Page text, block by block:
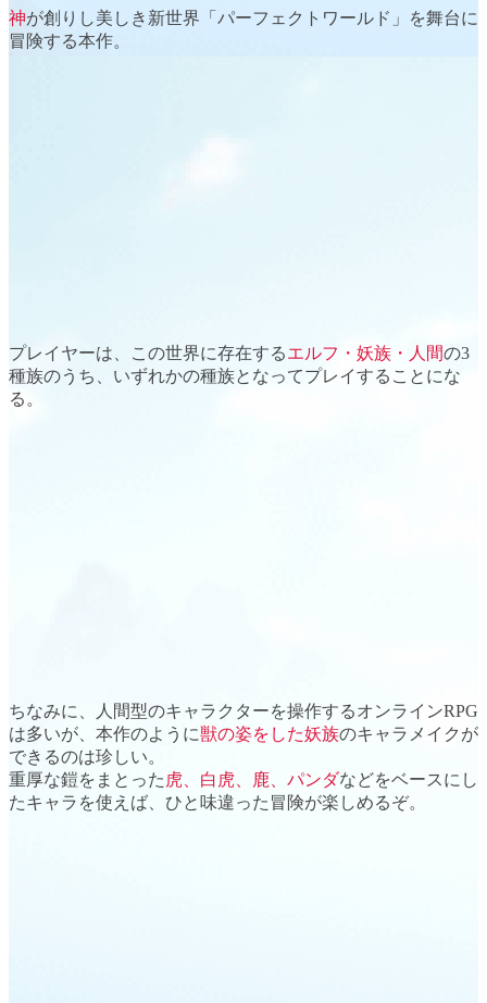
神が創りし美しき 新世界「パーフェクトワールド」
を舞台に
冒険する本作。
プレイヤーは、この世界に存在するエルフ・妖族・人間の3
種族のうち、いずれかの種族となってプレイすることにな
る。
ちなみに、人間型のキャラクターを操作するオンラインRPG
は多いが、本作のように獣の姿をした妖族のキャラメイク が
できるのは珍しい。
重厚な鎧をまとった 虎、白虎、鹿、パンダなどをベースにし
たキャラを使えば、ひと味違った冒険が楽しめるぞ。